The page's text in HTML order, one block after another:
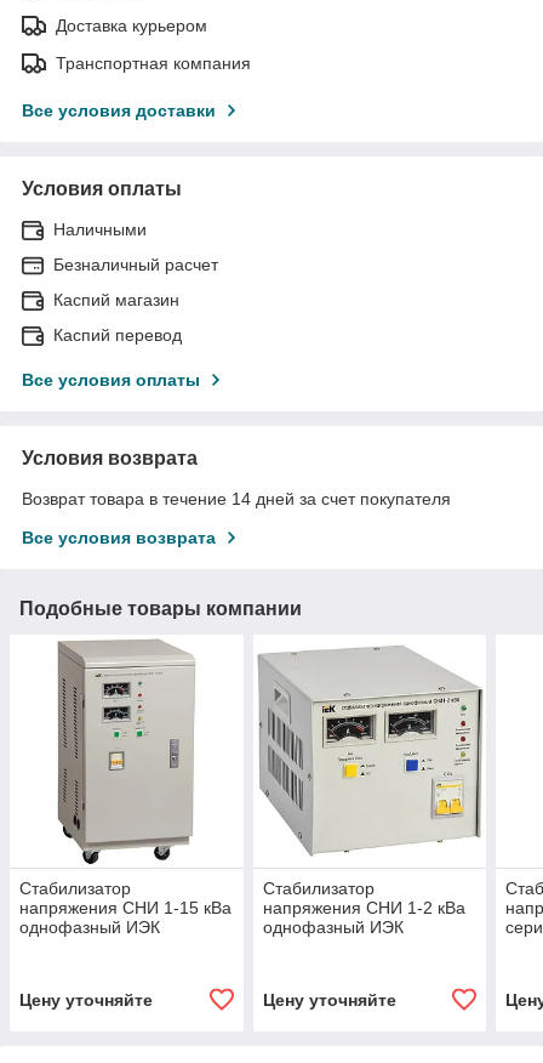
Доставка курьером
Транспортная компания
Все условия доставки
Условия оплаты
Наличными
Безналичный расчет
Каспий магазин
Каспий перевод
Все условия оплаты
Условия возврата
Возврат товара в течение 14 дней за счет покупателя
Все условия возврата
Подобные товары компании
Стабилизатор
напряжения CHИ 1-15 кВа
однофазный ИЭК
Цену уточняйте
Стабилизатор
напряжения CHИ 1-2 кВа
однофазный ИЭК
Цену уточняйте